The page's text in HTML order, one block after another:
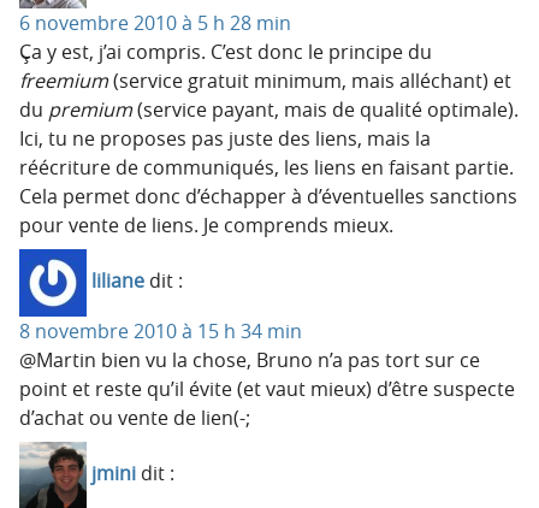
6 novembre 2010 à 5 h 28 min
Ça y est, j’ai compris. C’est donc le principe du
freemium(service gratuit minimum, mais alléchant) et
du premium(service payant, mais de qualité optimale).
Ici, tu ne proposes pas juste des liens, mais la
réécriture de communiqués, les liens en faisant partie.
Cela permet donc d’échapper à d’éventuelles sanctions
pour vente de liens. Je comprends mieux.
liliane dit :
8 novembre 2010 à 15 h 34 min
@Martin bien vu la chose, Bruno n’a pas tort sur ce
point et reste qu’il évite (et vaut mieux) d’être suspecte
d’achat ou vente de lien(-;
jmini dit :